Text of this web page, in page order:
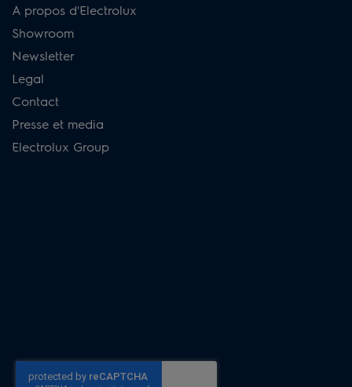
A propos d'Electrolux
Showroom
Newsletter
Legal
Contact
Presse et media
Electrolux Group